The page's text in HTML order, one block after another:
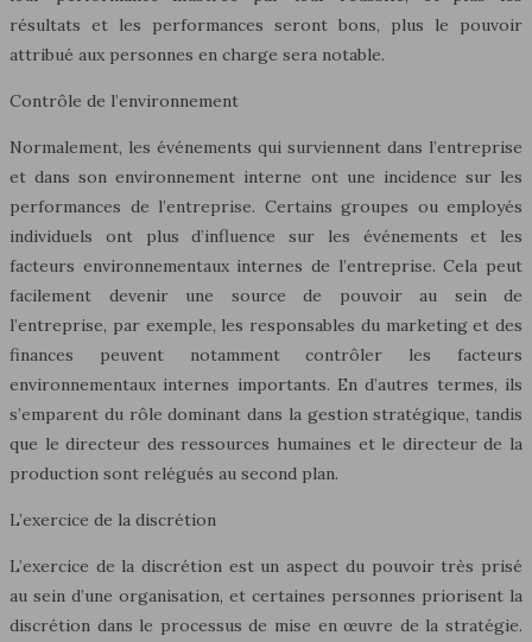
résultats et les performances seront bons, plus le pouvoir
attribué aux personnes en charge sera notable.
Contrôle de l’environnement
Normalement, les événements qui surviennent dans l’entreprise
et dans son environnement interne ont une incidence sur les
performances de l’entreprise. Certains groupes ou employés
individuels ont plus d’influence sur les événements et les
facteurs environnementaux internes de l’entreprise. Cela peut
facilement devenir une source de pouvoir au sein de
l’entreprise, par exemple, les responsables du marketing et des
finances peuvent notamment contrôler les facteurs
environnementaux internes importants. En d’autres termes, ils
s’emparent du rôle dominant dans la gestion stratégique, tandis
que le directeur des ressources humaines et le directeur de la
production sont relégués au second plan.
L’exercice de la discrétion
L’exercice de la discrétion est un aspect du pouvoir très prisé
au sein d’une organisation, et certaines personnes priorisent la
discrétion dans le processus de mise en œuvre de la stratégie.